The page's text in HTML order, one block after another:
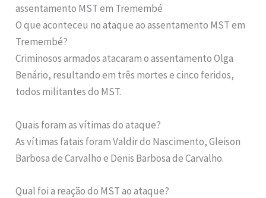
assentamento MST em Tremembé
O que aconteceu no ataque ao assentamento MST em
Tremembé?
Criminosos armados atacaram o assentamento Olga
Benário, resultando em três mortes e cinco feridos,
todos militantes do MST.
Quais foram as vítimas do ataque?
As vítimas fatais foram Valdir do Nascimento, Gleison
Barbosa de Carvalho e Denis Barbosa de Carvalho.
Qual foi a reação do MST ao ataque?